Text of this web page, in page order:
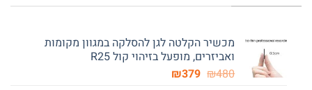
מכשיר הקלטה לגן להסלקה במגוון מקומות
ואביזרים, מופעל בזיהוי קול R25
₪480
המחיר
₪379 המחיר